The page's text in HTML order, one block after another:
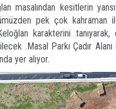
masalından kesitlerin
pek çok kahraman
karakterini tanıyarak,
.Masal Parkı Çadır
yer alıyor.